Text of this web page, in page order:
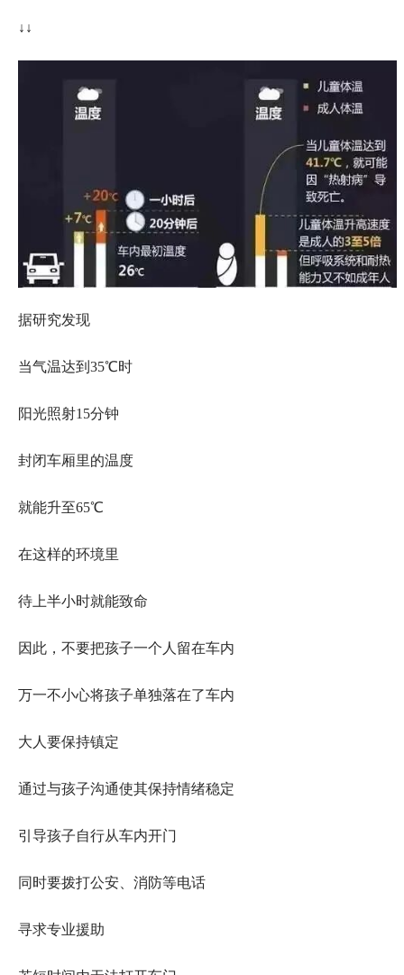
↓↓
据研究发现
当气温达到35℃时
阳光照射15分钟
封闭车厢里的温度
就能升至65℃
在这样的环境里
待上半小时就能致命
因此，不要把孩子一个人留在车内
万一不小心将孩子单独落在了车内
大人要保持镇定
通过与孩子沟通使其保持情绪稳定
引导孩子自行从车内开门
同时要拨打公安、消防等电话
寻求专业援助